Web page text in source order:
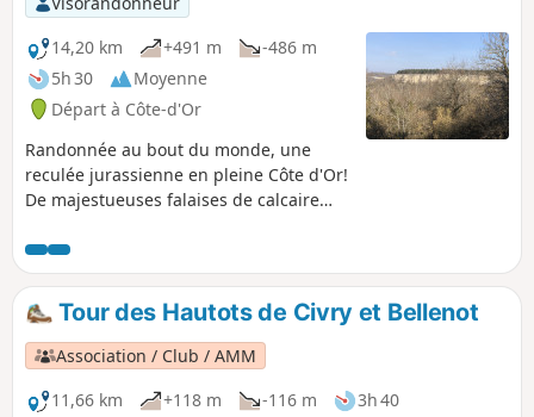
14,20 km
+491 m
-486 m
5h 30
Moyenne
Départ à Côte-d'Or
Randonnée au bout du monde, une
reculée jurassienne en pleine Côte d'Or!
De majestueuses falaises de calcaire
Parcours en sous bois et en bord de
falaises.(pas de danger réel tant que
l'on reste sur le chemin)
Tour des Hautots de Civry et Bellenot
Association / Club / AMM
11,66 km
+118 m -116 m
3h 40